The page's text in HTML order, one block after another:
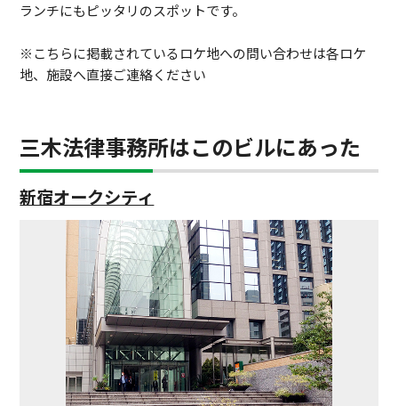
ランチにもピッタリのスポットです。
※こちらに掲載されているロケ地への問い合わせは各ロケ
地、施設へ直接ご連絡ください
三木法律事務所はこのビルにあった
新宿オークシティ